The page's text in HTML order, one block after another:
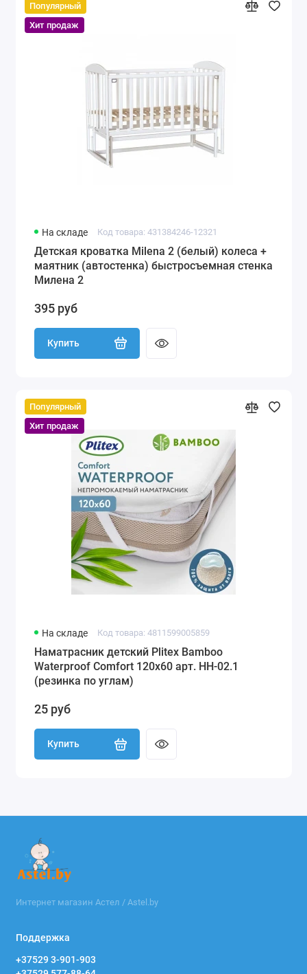
Популярный
Хит продаж
На складе Код товара: 431384246-12321
Детская кроватка Milena 2 (белый) колеса +
маятник (автостенка) быстросъемная стенка
Милена 2
395 руб
Купить
Популярный
Хит продаж
На складе Код товара: 4811599005859
Наматрасник детский Plitex Bamboo
Waterproof Comfort 120х60 арт. НН-02.1
(резинка по углам)
25 руб
Купить
Интернет магазин Астел / Astel.by
Поддержка
+37529 3-901-903